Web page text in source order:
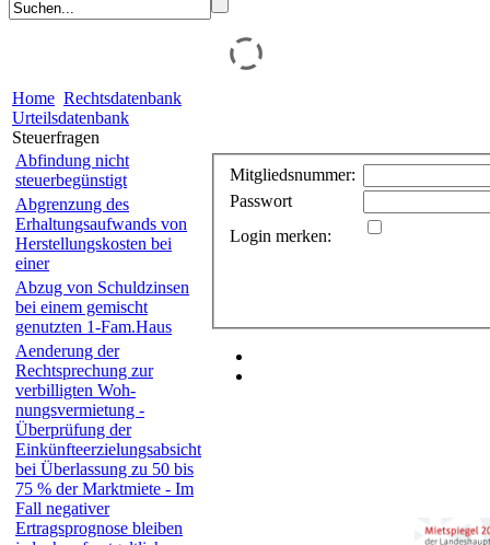
Home Rechtsdatenbank
Urteilsdatenbank
Steuerfragen
Abfindung nicht
steuerbegünstigt
Abgrenzung des
Erhaltungsaufwands von
Herstellungs­kosten bei
einer
Abzug von Schuldzinsen
bei einem gemischt
genutzten 1-Fam.Haus
Aenderung der
Rechtsprechung zur
verbilligten Woh­
nungsvermietung -
Überprüfung der
Einkünfteerzielungsabsicht
bei Überlassung zu 50 bis
75 % der Markt­miete - Im
Fall negativer
Ertragsprognose bleiben
Mitgliedsnummer:
Passwort
Login merken: